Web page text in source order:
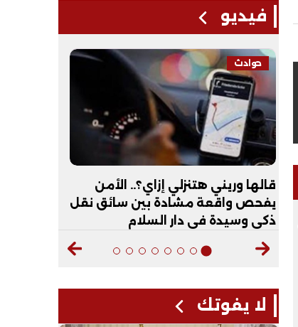
فيديو
حوادث
قالها وريني هتنزلي إزاي؟.. الأمن
يفحص واقعة مشادة بين سائق نقل
ذكي وسيدة في دار السلام
لا يفوتك